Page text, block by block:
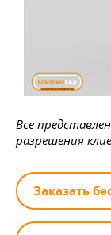
Все
разрешения
Заказать